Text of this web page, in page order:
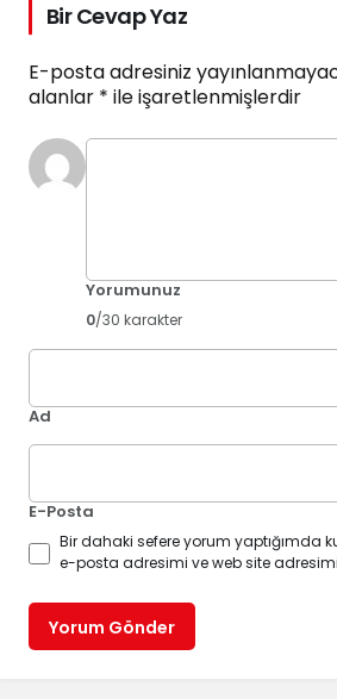
Bir Cevap Yaz
E-posta adresiniz
alanlar * ile işaretlenmişlerdir
Yorumunuz
0/30 karakter
Ad
E-Posta
Bir dahaki sefere yorum yaptığımda
e-posta adresimi ve web site
Yorum Gönder